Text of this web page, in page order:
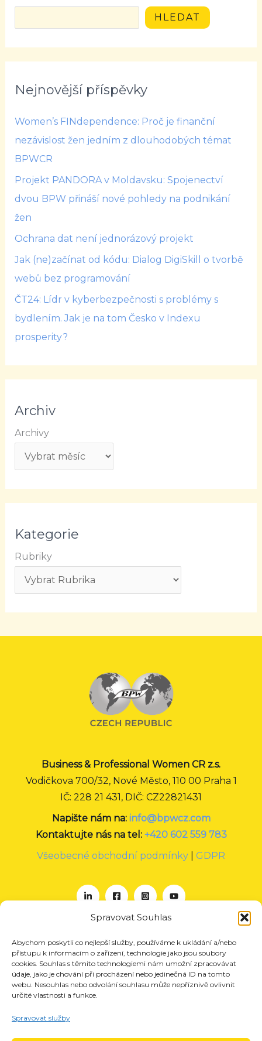
Spravovat Souhlas
Abychom poskytli co nejlepší služby, používáme k ukládání a/nebo
přístupu k informacím o zařízení, technologie jako jsou soubory
cookies. Souhlas s těmito technologiemi nám umožní zpracovávat
údaje, jako je chování při procházení nebo jedinečná ID na tomto
webu. Nesouhlas nebo odvolání souhlasu může nepříznivě ovlivnit
určité vlastnosti a funkce.
Spravovat služby
HLEDAT
Nejnovější příspěvky
Women’s FINdependence: Proč je finanční
nezávislost žen jedním z dlouhodobých témat
BPWCR
Projekt PANDORA v Moldavsku: Spojenectví
dvou BPW přináší nové pohledy na podnikání
žen
Ochrana dat není jednorázový projekt
Jak (ne)začínat od kódu: Dialog DigiSkill o tvorbě
webů bez programování
ČT24: Lídr v kyberbezpečnosti s problémy s
bydlením. Jak je na tom Česko v Indexu
prosperity?
Archiv
Archivy
Kategorie
Rubriky
Business & Professional Women CR z.s.
Vodičkova 700/32, Nové Město, 110 00 Praha 1
IČ: 228 21 431, DIČ: CZ22821431
Napište nám na: info@bpwcz.com
Kontaktujte nás na tel: +420 602 559 783
Všeobecné obchodní podmínky
GDPR
O nás
Projekty
Členství